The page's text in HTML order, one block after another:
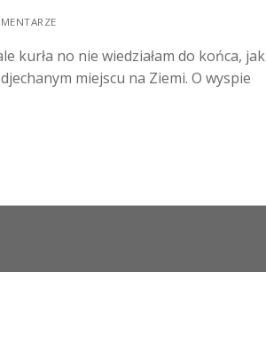
kurła no nie wiedziałam do końca, jak
miejscu na Ziemi. O wyspie